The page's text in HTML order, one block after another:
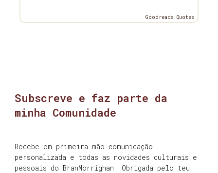
Goodreads Quotes
Subscreve e faz parte da
minha Comunidade
Recebe em primeira mão comunicação
personalizada e todas as novidades culturais e
pessoais do BranMorrighan. Obrigada pelo teu